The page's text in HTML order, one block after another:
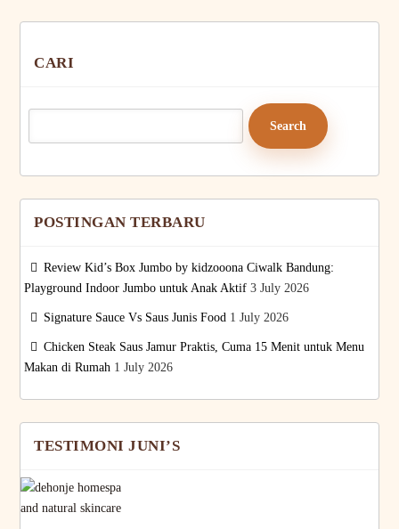
CARI
POSTINGAN TERBARU
Review Kid’s Box Jumbo by kidzooona Ciwalk Bandung:
Playground Indoor Jumbo untuk Anak Aktif 3 July 2026
Signature Sauce Vs Saus Junis Food 1 July 2026
Chicken Steak Saus Jamur Praktis, Cuma 15 Menit untuk Menu
Makan di Rumah 1 July 2026
TESTIMONI JUNI’S